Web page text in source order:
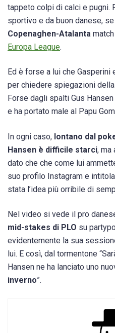
tappeto colpi di calci e pugni.
sportivo e da buon danese,
Copenaghen-Atalanta
Europa League.
Ed è forse a lui che
per chiedere spiegazioni
Forse dagli spalti Gus
e ha portato male al Papu
In ogni caso, lontano dal
Hansen è difficile starci, ma
dato che che come lui
suo profilo Instagram e
stata l’idea più orribile di
Nel video si vede il pro
mid-stakes di PLO su
evidentemente la sua
lui. E così, dal tormentone
Hansen ne ha lanciato uno
inverno”.